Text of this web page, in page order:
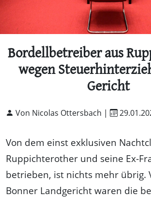
Bordellbetreiber aus
wegen
Gericht
Von Nicolas Ottersbach |
Von dem einst exklusiven
Ruppichterother und seine Ex-
betrieben, ist nichts mehr übrig.
Bonner Landgericht waren die